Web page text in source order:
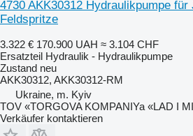
4730 AKK30312 Hydraulikpumpe für
Feldspritze
3.322 € 170.900 UAH ≈ 3.104 CHF
Ersatzteil Hydraulik - Hydraulikpumpe
Zustand neu
AKK30312, AKK30312-RM
Ukraine, m. Kyiv
TOV «TORGOVA KOMPANIYa «LAD I
Verkäufer kontaktieren